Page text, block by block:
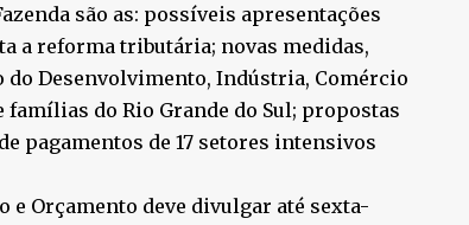
são as: possíveis apresentações
a reforma tributária; novas medidas,
Desenvolvimento, Indústria, Comércio
famílias do Rio Grande do Sul; propostas
pagamentos de 17 setores intensivos
e Orçamento deve divulgar até sexta-